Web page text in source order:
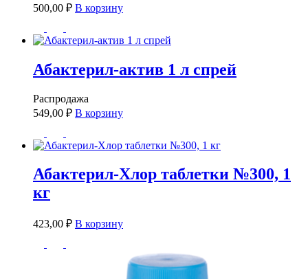
500,00 ₽ В корзину
Абактерил-актив 1 л спрей
Распродажа
549,00 ₽ В корзину
Абактерил-Хлор таблетки №300, 1
кг
423,00 ₽ В корзину